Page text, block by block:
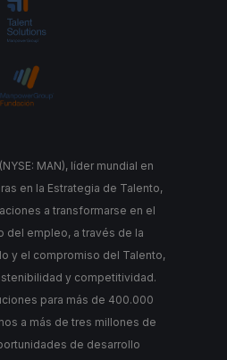
MAN), líder mundial en
en la Estrategia de Talento,
a transformarse en el
del empleo, a través de la
y el compromiso del Talento,
y competitividad.
para más de 400.000
a más de tres millones de
de desarrollo